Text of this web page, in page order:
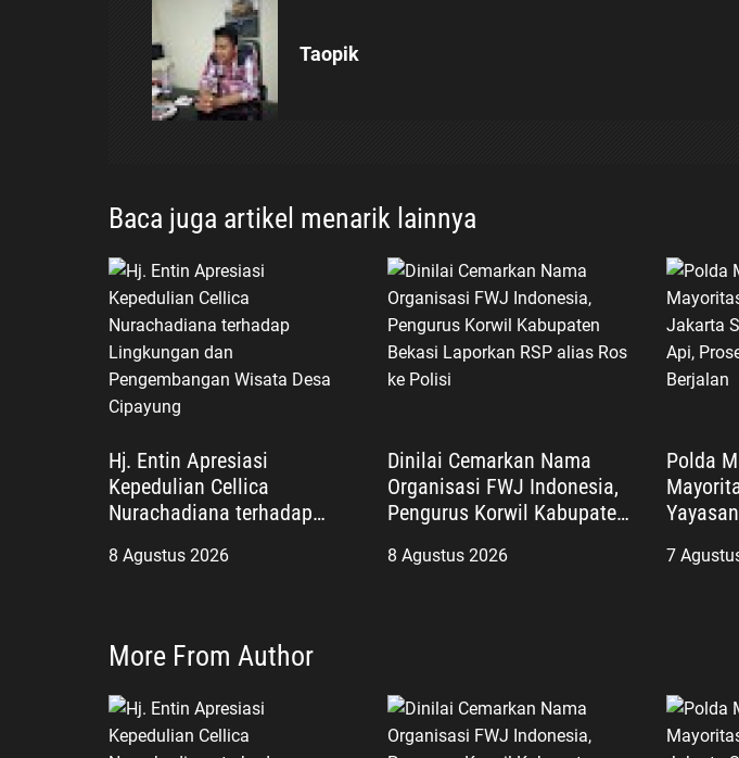
o
s
Taopik
Baca juga artikel menarik lainnya
Hj. Entin Apresiasi
Kepedulian Cellica
Nurachadiana terhadap
Pengembangan Wisata
8 Agustus 2026
Dinilai Cemarkan Nama
Organisasi FWJ Indonesia,
Pengurus Korwil Kabupaten
Ros ke Polisi
8 Agustus 2026
Polda
7
More From Author